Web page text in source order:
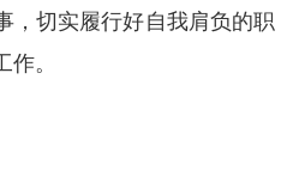
，切实履行好自我肩负的职
。